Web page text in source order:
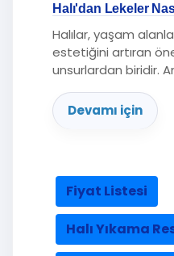
Halı'dan Lekeler
Halılar, yaşam
estetiğini artıran
unsurlardan biridir.
Devamı için
Fiyat Listesi
Halı Yıkama